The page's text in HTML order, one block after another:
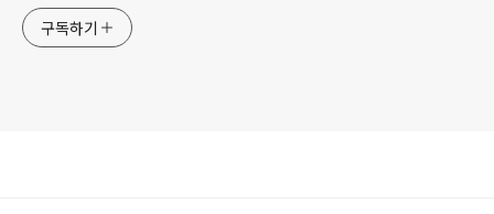
구독하기